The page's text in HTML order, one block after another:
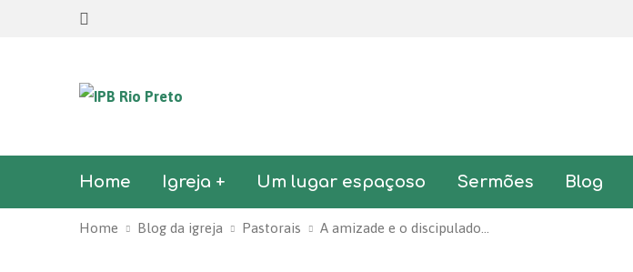
Home Igreja + Um lugar espaçoso Sermões Blog
Home Blog da igreja Pastorais A amizade e o discipulado…